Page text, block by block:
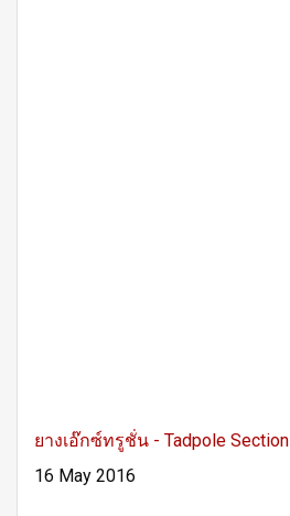
ยางเอ๊กซ์ทรูชั่น - Tadpole Section
16 May 2016